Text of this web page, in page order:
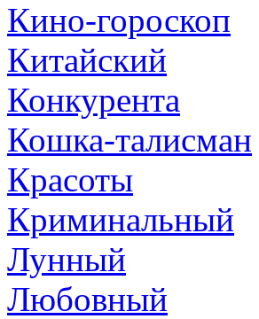
Кино-гороскоп
Китайский
Конкурента
Кошка-талисман
Красоты
Криминальный
Лунный
Любовный